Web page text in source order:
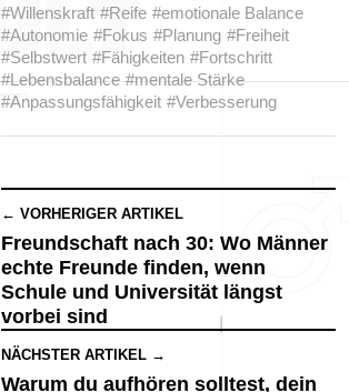
#Willenskraft #Reife #emotionale Balance
#Autonomie #Fokus #Planung #Freiheit
#Selbstwert #Fähigkeiten #Fortschritt
#Lebensbalance #mentale Stärke
#Anpassungsfähigkeit #Verbesserung
← VORHERIGER ARTIKEL
Freundschaft nach 30: Wo Männer
echte Freunde finden, wenn
Schule und Universität längst
vorbei sind
NÄCHSTER ARTIKEL →
Warum du aufhören solltest, dein